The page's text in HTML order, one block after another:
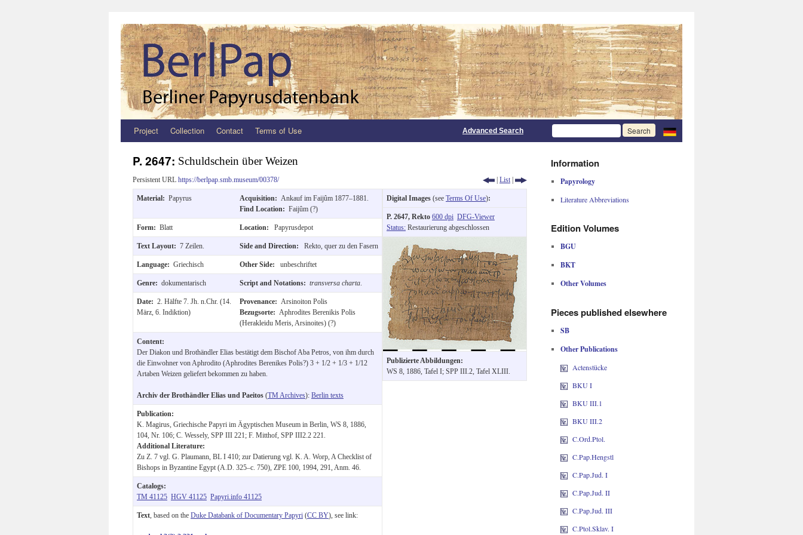
Zum
springen
Project Collection Contact Terms of Use Advanced Search
P. 2647: Schuldschein über Weizen
Persistent URL https://berlpap.smb.museum/00378/ | List |
Material: Papyrus Acquisition: Ankauf im Faijûm 1877–1881.
Find Location: Faijûm (?)
Form: Blatt Location: Papyrusdepot
Text Layout: 7 Zeilen. Side and Direction: Rekto, quer zu den Fasern
Language: Griechisch Other Side: unbeschriftet
Genre: dokumentarisch Script and Notations: transversa charta
Date: 2. Hälfte 7. Jh. n.Chr. (14.
März, 6. Indiktion)
Provenance: Arsinoiton Polis
Bezugsorte: Aphrodites Berenikis Polis
(Herakleidu Meris, Arsinoites) (?)
Content:
Der Diakon und Brothändler Elias bestätigt dem Bischof Aba Petros, von ihm durch
die Einwohner von Aphrodito (Aphrodites Berenikes Polis?) 3 + 1/2 + 1/3 + 1/12
Artaben Weizen geliefert bekommen zu haben.
Archiv der Brothändler Elias und Paeitos (TM Archives): Berlin texts
Publication:
K. Magirus, Griechische Papyri im Ägyptischen Museum in Berlin, WS 8, 1886,
104, Nr. 106; C. Wessely, SPP III 221; F. Mitthof, SPP III2.2 221.
Additional Literature:
Zu Z. 7 vgl. G. Plaumann, BL I 410; zur Datierung vgl. K. A. Worp, A Checklist of
Bishops in Byzantine Egypt (A.D. 325–c. 750), ZPE 100, 1994, 291, Anm. 46.
Catalogs:
TM 41125 HGV 41125 Papyri.info 41125
Text , based on the Duke Databank of Documentary Papyri (CC BY), see link:
Digital Images (see Terms Of Use):
P. 2647, Rekto 600 dpi DFG-Viewer
Status: Restaurierung abgeschlossen
Publizierte Abbildungen:
WS 8, 1886, Tafel I; SPP III.2, Tafel XLIII.
Information
Papyrology
Literature Abbreviations
Edition Volumes
BGU
BKT
Other Volumes
Pieces published elsewhere
SB
Other Publications
Actenstücke
BKU I
BKU III.1
BKU III.2
C.Ord.Ptol.
C.Pap.Hengstl
C.Pap.Jud. I
C.Pap.Jud. II
C.Pap.Jud. III
C.Ptol.Sklav. I